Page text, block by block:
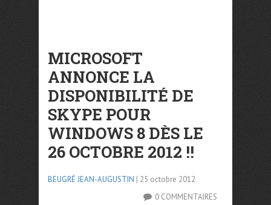
MICROSOFT
ANNONCE LA
DISPONIBILITÉ DE
SKYPE POUR
WINDOWS 8 DÈS LE
26 OCTOBRE 2012 !!
BEUGRÉ JEAN-AUGUSTIN | 25 octobre 2012
0 COMMENTAIRES